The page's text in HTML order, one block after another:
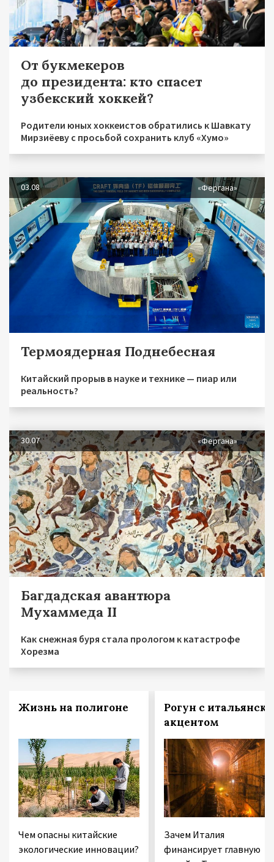
От букмекеров
до президента: кто спасет
узбекский хоккей?
Родители юных хоккеистов обратились к Шавкату
Мирзиёеву с просьбой сохранить клуб «Хумо»
03.08 «Фергана»
Термоядерная Поднебесная
Китайский прорыв в науке и технике — пиар или
реальность?
30.07 «Фергана»
Багдадская авантюра
Мухаммеда II
Как снежная буря стала прологом к катастрофе
Хорезма
Жизнь на полигоне
Чем опасны китайские
экологические инновации?
Рогун с
акцентом
Зачем Италия
финансирует главную